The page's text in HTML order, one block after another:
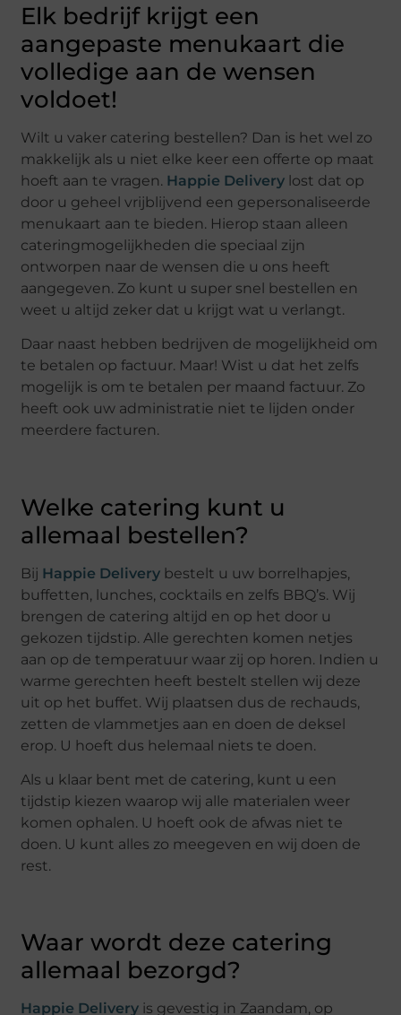
Elk bedrijf krijgt een
aangepaste menukaart die
volledige aan de wensen
voldoet!
Wilt u vaker catering bestellen? Dan is het wel zo
makkelijk als u niet elke keer een offerte op maat
hoeft aan te vragen. Happie Delivery lost dat op
door u geheel vrijblijvend een gepersonaliseerde
menukaart aan te bieden. Hierop staan alleen
cateringmogelijkheden die speciaal zijn
ontworpen naar de wensen die u ons heeft
aangegeven. Zo kunt u super snel bestellen en
weet u altijd zeker dat u krijgt wat u verlangt.
Daar naast hebben bedrijven de mogelijkheid om
te betalen op factuur. Maar! Wist u dat het zelfs
mogelijk is om te betalen per maand factuur. Zo
heeft ook uw administratie niet te lijden onder
meerdere facturen.
Welke catering kunt u
allemaal bestellen?
Bij Happie Delivery bestelt u uw borrelhapjes,
buffetten, lunches, cocktails en zelfs BBQ’s. Wij
brengen de catering altijd en op het door u
gekozen tijdstip. Alle gerechten komen netjes
aan op de temperatuur waar zij op horen. Indien u
warme gerechten heeft bestelt stellen wij deze
uit op het buffet. Wij plaatsen dus de rechauds,
zetten de vlammetjes aan en doen de deksel
erop. U hoeft dus helemaal niets te doen.
Als u klaar bent met de catering, kunt u een
tijdstip kiezen waarop wij alle materialen weer
komen ophalen. U hoeft ook de afwas niet te
doen. U kunt alles zo meegeven en wij doen de
rest.
Waar wordt deze catering
allemaal bezorgd?
Happie Delivery is gevestig in Zaandam, op